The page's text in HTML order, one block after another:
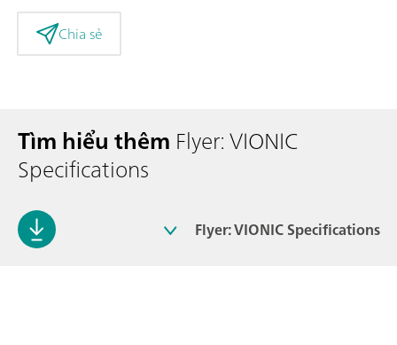
Chia sẻ
Tìm hiểu thêm Flyer: VIONIC
Specifications
Flyer: VIONIC Specifications